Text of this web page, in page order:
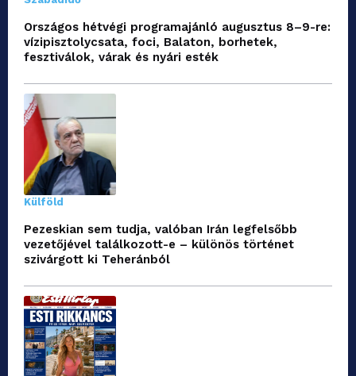
Országos hétvégi programajánló augusztus 8–9-re:
vízipisztolycsata, foci, Balaton, borhetek,
fesztiválok, várak és nyári esték
Külföld
Pezeskian sem tudja, valóban Irán legfelsőbb
vezetőjével találkozott-e – különös történet
szivárgott ki Teheránból